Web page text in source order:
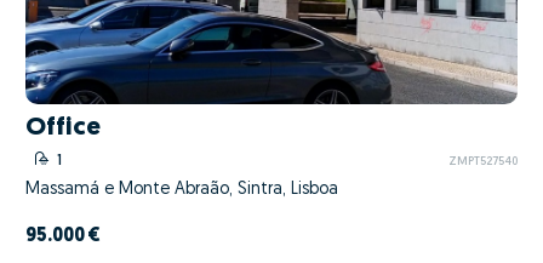
Office
1 ZMPT527540
Massamá e Monte Abraão, Sintra, Lisboa
95.000 €